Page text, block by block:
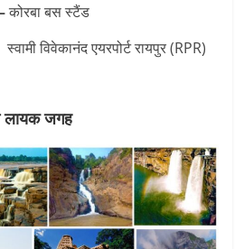
कोरबा बस स्टैंड
स्वामी विवेकानंद एयरपोर्ट रायपुर (RPR)
लायक जगह